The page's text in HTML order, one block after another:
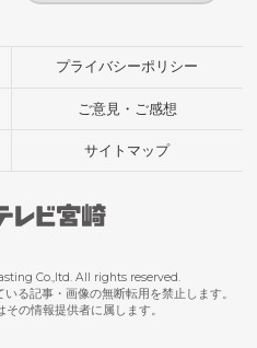
プライバシーポリシー
ご意見・ご感想
サイトマップ
Co.,ltd. All rights reserved.
る記事・画像の無断転用を禁止します。
の情報提供者に属します。